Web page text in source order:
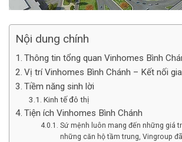
Nội dung chính
Thông tin tổng quan Vinhomes Bình
Vị trí Vinhomes Bình Chánh – Kết nối
Tiềm năng sinh lời
Kinh tế đô thị
Tiện ích Vinhomes Bình Chánh
Sứ mệnh luôn mang đến những giá
những căn hộ tầm trung, Vingroup